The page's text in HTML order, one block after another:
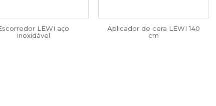
LEWI aço
inoxidável
Aplicador de cera LEWI 140
cm